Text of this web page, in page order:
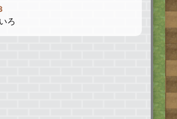
ろ